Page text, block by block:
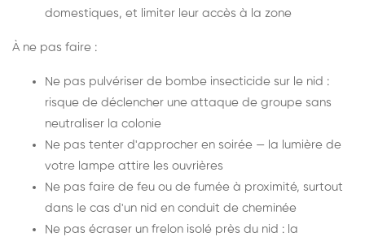
domestiques, et limiter leur accès à la zone
À ne pas faire :
Ne pas pulvériser de bombe insecticide sur le nid :
risque de déclencher une attaque de groupe sans
neutraliser la colonie
Ne pas tenter d'approcher en soirée — la lumière de
votre lampe attire les ouvrières
Ne pas faire de feu ou de fumée à proximité, surtout
dans le cas d'un nid en conduit de cheminée
Ne pas écraser un frelon isolé près du nid : la